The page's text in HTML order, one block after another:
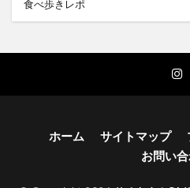
食べ歩きレポ
ホーム サイトマップ
お問い